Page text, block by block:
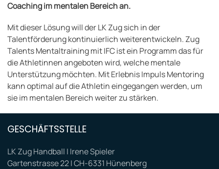
Coaching im mentalen Bereich an.
Mit dieser Lösung will der LK Zug sich in der
Talentförderung kontinuierlich weiterentwickeln. Zug
Talents Mentaltraining mit IFC ist ein Programm das für
die Athletinnen angeboten wird, welche mentale
Unterstützung möchten. Mit Erlebnis Impuls Mentoring
kann optimal auf die Athletin eingegangen werden, um
sie im mentalen Bereich weiter zu stärken.
GESCHÄFTSSTELLE
LK Zug Handball | Irene Spieler
Gartenstrasse 22 | CH-6331 Hünenberg